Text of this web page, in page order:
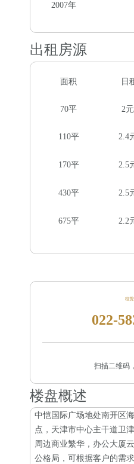
2007年
出租房源
面积 日
70平 2
110平 2.4
170平 2.5
430平 2.5
675平 2.2
租赁
022-
扫描二维码
楼盘概述
中恺国际广场地处南开区
点，天津市中心主干道卫
周边商业繁华，办公大厦
公格局，可根据客户的需